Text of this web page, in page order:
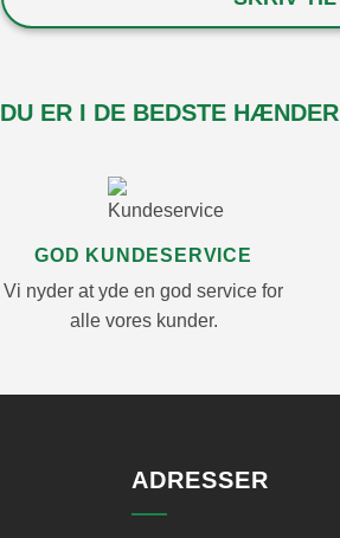
DU ER I DE BEDSTE
GOD KUNDESERVICE
Vi nyder at yde en god service for
alle vores kunder.
ADRESSER